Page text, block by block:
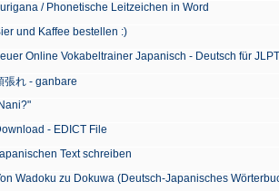
/ Phonetische Leitzeichen in Word
und Kaffee bestellen :)
Online Vokabeltrainer Japanisch - Deutsch für
張れ - ganbare
- EDICT File
Text schreiben
Wadoku zu Dokuwa (Deutsch-Japanisches